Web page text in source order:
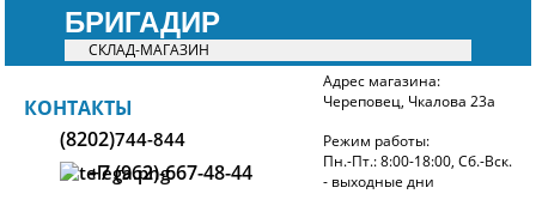
БРИГАДИР
СКЛАД-МАГАЗИН
БРИГАДИР
КОНТАКТЫ
(8202)744-844
+7 (962)-667-48-44
Адрес магазина:
Череповец, Чкалова 23а
Режим работы:
Пн.-Пт.: 8:00-18:00, Сб.-Вск.
- выходные дни